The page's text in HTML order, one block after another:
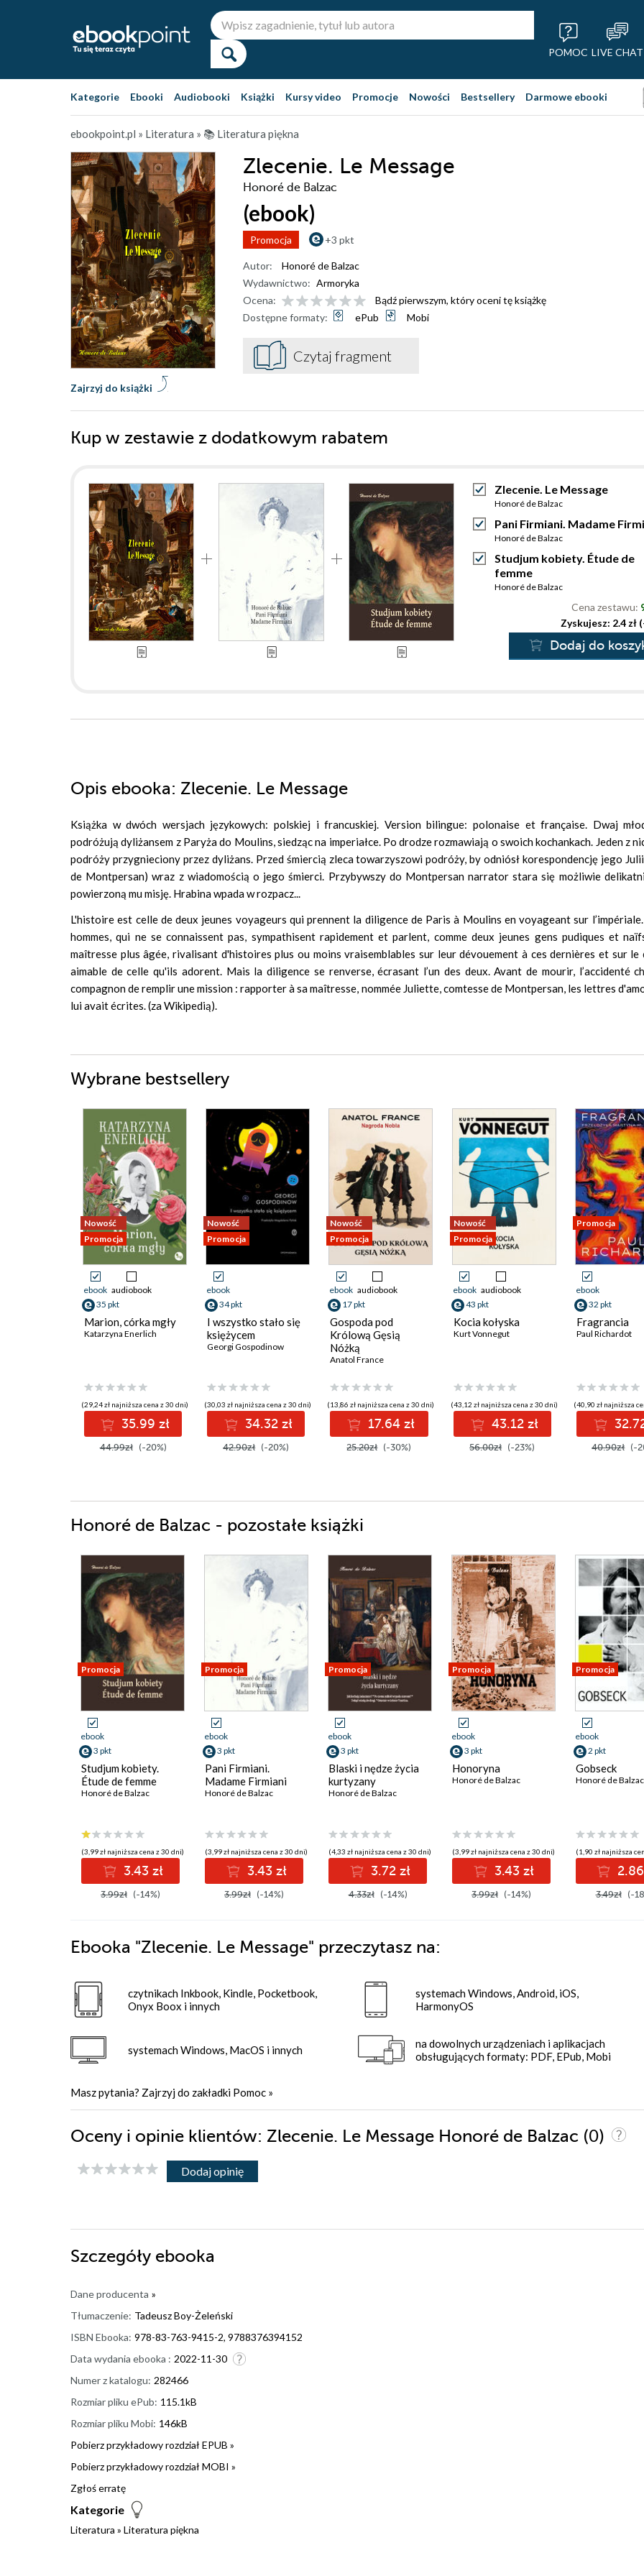
POMOC LIVE CHAT
Kategorie Ebooki Audiobooki Książki Kursy video Promocje Nowości Bestsellery Darmowe ebooki
ebookpoint.pl » Literatura » 📚 Literatura piękna
Zlecenie. Le Message
Honoré de Balzac
(ebook)
Promocja +3 pkt
Zajrzyj do książki
Autor:
Honoré de Balzac
Wydawnictwo: Armoryka
Ocena:
Bądź pierwszym, który oceni tę książkę
Dostępne formaty:
ePub Mobi
Czytaj fragment
Kup w zestawie z dodatkowym rabatem
Zlecenie. Le Message
Honoré de Balzac
Pani Firmiani. Madame
Honoré de Balzac
Studjum kobiety. Étude de
femme
Honoré de Balzac
Cena zestawu:
Zyskujesz: 2.4 zł
Dodaj do
Opis ebooka: Zlecenie. Le Message
Książka w dwóch wersjach językowych: polskiej i francuskiej. Version bilingue: polonaise et française. Dwaj
podróżują dyliżansem z Paryża do Moulins, siedząc na imperiałce. Po drodze rozmawiają o swoich kochankach. Jeden z
podróży przygnieciony przez dyliżans. Przed śmiercią zleca towarzyszowi podróży, by odniósł korespondencję jego
de Montpersan) wraz z wiadomością o jego śmierci. Przybywszy do Montpersan narrator stara się możliwie
powierzoną mu misję. Hrabina wpada w rozpacz...
L'histoire est celle de deux jeunes voyageurs qui prennent la diligence de Paris à Moulins en voyageant sur
hommes, qui ne se connaissent pas, sympathisent rapidement et parlent, comme deux jeunes gens pudiques et
maîtresse plus âgée, rivalisant d'histoires plus ou moins vraisemblables sur leur dévouement à ces dernières et sur le
aimable de celle qu'ils adorent. Mais la diligence se renverse, écrasant l’un des deux. Avant de mourir, l’accidenté
compagnon de remplir une mission : rapporter à sa maîtresse, nommée Juliette, comtesse de Montpersan, les lettres
lui avait écrites. (za Wikipedią).
Wybrane bestsellery
Nowość
Promocja
ebook audiobook
35 pkt
Marion, córka mgły
Katarzyna Enerlich
(29,24 zł najniższa cena z 30 dni)
35.99 zł
44.99zł (-20%)
Nowość
Promocja
ebook
34 pkt
I wszystko stało się
księżycem
Georgi Gospodinow
(30,03 zł najniższa cena z 30 dni)
34.32 zł
42.90zł (-20%)
Nowość
Promocja
ebook audiobook
17 pkt
Gospoda pod
Królową Gęsią
Nóżką
Anatol France
(13,86 zł najniższa cena z 30 dni)
17.64 zł
25.20zł (-30%)
Nowość
Promocja
ebook audiobook
43 pkt
Kocia kołyska
Kurt Vonnegut
(43,12 zł najniższa cena z 30 dni)
43.12 zł
56.00zł (-23%)
Promocja
ebook
32 pkt
Fragrancia
Paul Richardot
(40,90 zł najniższa
40.90zł (-
Honoré de Balzac - pozostałe książki
Promocja
ebook
3 pkt
Studjum kobiety.
Étude de femme
Honoré de Balzac
(3,99 zł najniższa cena z 30 dni)
3.43 zł
3.99zł (-14%)
Promocja
ebook
3 pkt
Pani Firmiani.
Madame Firmiani
Honoré de Balzac
(3,99 zł najniższa cena z 30 dni)
3.43 zł
3.99zł (-14%)
Promocja
ebook
3 pkt
Blaski i nędze życia
kurtyzany
Honoré de Balzac
(4,33 zł najniższa cena z 30 dni)
3.72 zł
4.33zł (-14%)
Promocja
ebook
3 pkt
Honoryna
Honoré de Balzac
(3,99 zł najniższa cena z 30 dni)
3.43 zł
3.99zł (-14%)
Promocja
ebook
2 pkt
Gobseck
Honoré de Balzac
(1,90 zł najniższa
3.49zł (-
Ebooka "Zlecenie. Le Message" przeczytasz na:
czytnikach Inkbook, Kindle, Pocketbook,
Onyx Boox i innych
systemach Windows, MacOS i innych
systemach Windows, Android, iOS,
HarmonyOS
na dowolnych urządzeniach i aplikacjach
obsługujących formaty: PDF, EPub, Mobi
Masz pytania? Zajrzyj do zakładki Pomoc »
Oceny i opinie klientów: Zlecenie. Le Message Honoré de Balzac (0)
Dodaj opinię
Szczegóły ebooka
Dane producenta »
Tłumaczenie: Tadeusz Boy-Żeleński
ISBN Ebooka: 978-83-763-9415-2, 9788376394152
Data wydania ebooka : 2022-11-30
Numer z katalogu: 282466
Rozmiar pliku ePub: 115.1kB
Rozmiar pliku Mobi: 146kB
Pobierz przykładowy rozdział EPUB »
Pobierz przykładowy rozdział MOBI »
Zgłoś erratę
Kategorie
Literatura » Literatura piękna